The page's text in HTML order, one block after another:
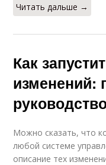
Читать дальше →
Как
изменений:
Можно сказать, что
любой системе
описание тех